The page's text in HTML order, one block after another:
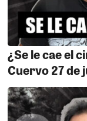
¿Se le cae el
Cuervo 27 de